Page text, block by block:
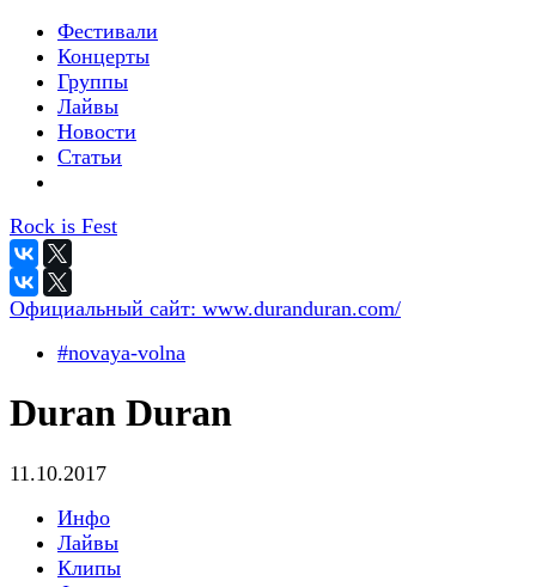
Фестивали
Концерты
Группы
Лайвы
Новости
Статьи
Rock is Fest
Официальный сайт: www.duranduran.com/
#novaya-volna
Duran Duran
11.10.2017
Инфо
Лайвы
Клипы